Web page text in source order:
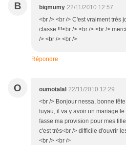
B bigmumy 22/11/2010 12:57
<br /> <br /> C'est vraiment très
classe !!!<br /> <br /> <br />
/> <br /> <br />
Répondre
O oumotalal 22/11/2010 12:29
<br /> Bonjour nessa, bonne
tuyau, il va y avoir un mariage
fasse ma provision pour mes
c'est très<br /> difficile d'ouvrir
<br /> <br />